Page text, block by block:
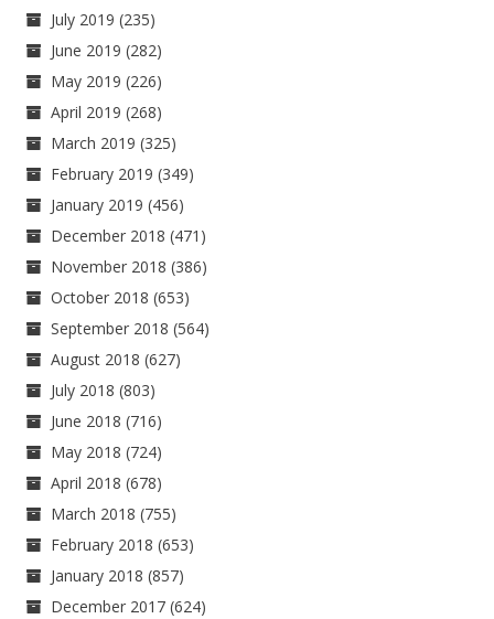
July 2019 (235)
June 2019 (282)
May 2019 (226)
April 2019 (268)
March 2019 (325)
February 2019 (349)
January 2019 (456)
December 2018 (471)
November 2018 (386)
October 2018 (653)
September 2018 (564)
August 2018 (627)
July 2018 (803)
June 2018 (716)
May 2018 (724)
April 2018 (678)
March 2018 (755)
February 2018 (653)
January 2018 (857)
December 2017 (624)